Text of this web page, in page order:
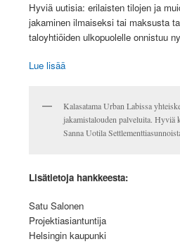
Hyviä uutisia: erilaisten tilojen ja
jakaminen ilmaiseksi tai maksusta
taloyhtiöiden ulkopuolelle onnistuu
Lue lisää
Kalasatama Urban Labissa
jakamistalouden palveluita. Hyviä
Sanna Uotila
Lisätietoja hankkeesta:
Satu Salonen
Projektiasiantuntija
Helsingin kaupunki